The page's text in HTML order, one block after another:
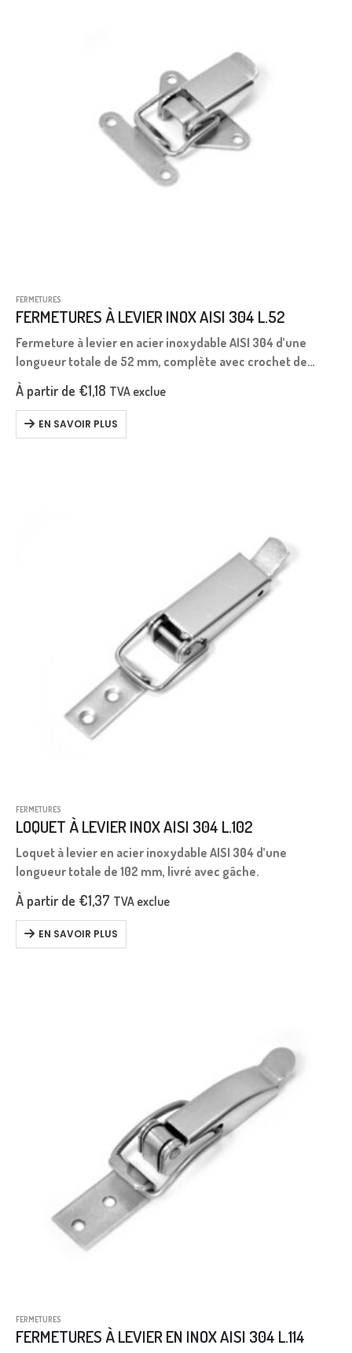
FERMETURES
FERMETURES À LEVIER INOX AISI 304 L.52
Fermeture à levier en acier inoxydable AISI 304 d’une
longueur totale de 52 mm, complète avec crochet de
verrouillage.
À partir de €1,18 TVA exclue
EN SAVOIR PLUS
FERMETURES
LOQUET À LEVIER INOX AISI 304 L.102
Loquet à levier en acier inoxydable AISI 304 d’une
longueur totale de 102 mm, livré avec gâche.
À partir de €1,37 TVA exclue
EN SAVOIR PLUS
FERMETURES
FERMETURES À LEVIER EN INOX AISI 304 L.114